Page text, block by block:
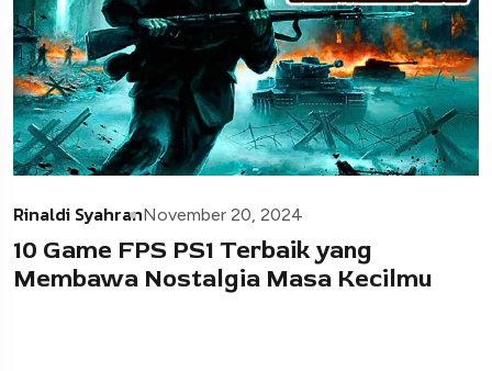
Rinaldi SyahranNovember 20, 2024
10 Game FPS PS1 Terbaik yang
Membawa Nostalgia Masa Kecilmu